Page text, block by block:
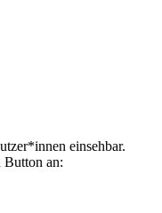
einsehbar.
Button an: